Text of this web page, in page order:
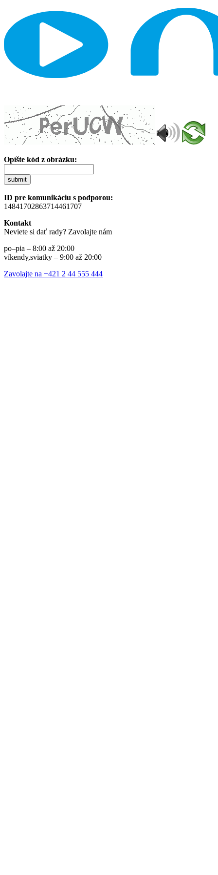
Opíšte kód z obrázku:
submit
ID pre komunikáciu s podporou:
14841702863714461707
Kontakt
Neviete si dať rady? Zavolajte nám
po–pia – 8:00 až 20:00
víkendy,sviatky – 9:00 až 20:00
Zavolajte na +421 2 44 555 444